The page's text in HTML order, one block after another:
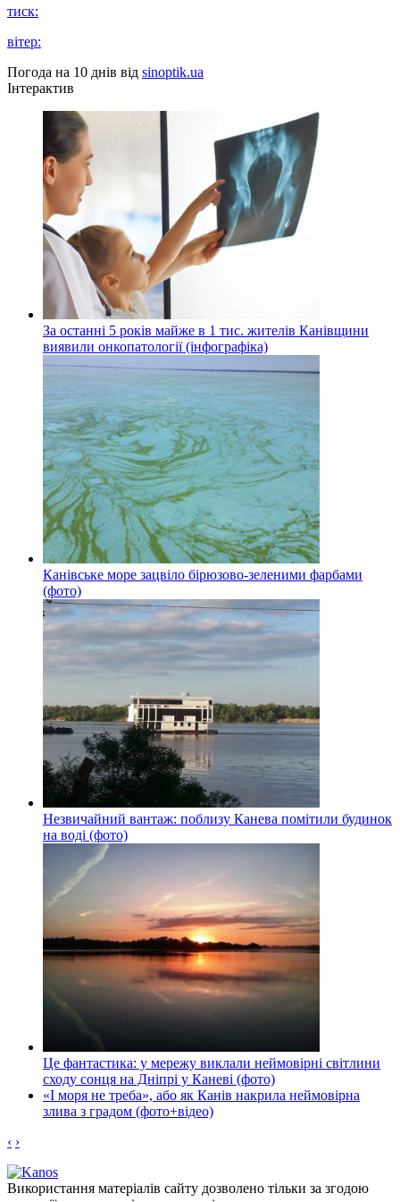
тиск:
вітер:
Погода на 10 днів від sinoptik.ua
Інтерактив
За останні 5 років майже в 1 тис. жителів Канівщини
виявили онкопатології (інфографіка)
Канівське море зацвіло бірюзово-зеленими фарбами
(фото)
Незвичайний вантаж: поблизу Канева помітили будинок
на воді (фото)
Це фантастика: у мережу виклали неймовірні світлини
сходу сонця на Дніпрі у Каневі (фото)
«І моря не треба», або як Канів накрила неймовірна
злива з градом (фото+відео)
‹ ›
Використання матеріалів сайту дозволено тільки за згодою